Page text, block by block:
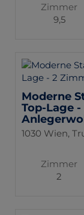
Zimmer
9,5
Moderne
Top-Lage
1030 Wien,
Zimmer
2